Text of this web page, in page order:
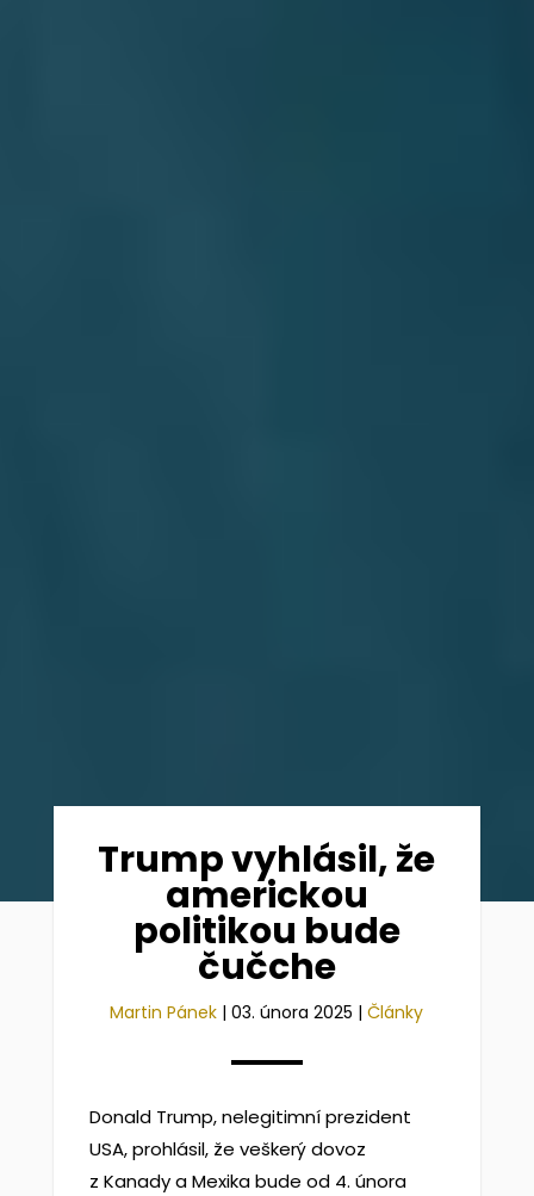
Trump vyhlásil, že
americkou
politikou bude
čučche
Martin Pánek |03. února 2025 |Články
Donald Trump, nelegitimní prezident
USA, prohlásil, že veškerý dovoz
z Kanady a Mexika bude od 4. února